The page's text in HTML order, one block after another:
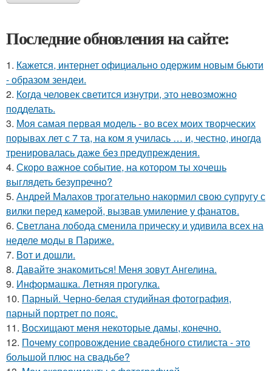
Последние обновления на сайте:
1. Кажется, интернет официально одержим новым бьюти
- образом зендеи.
2. Когда человек светится изнутри, это невозможно
подделать.
3. Моя самая первая модель - во всех моих творческих
порывах лет с 7 та, на ком я училась … и, честно, иногда
тренировалась даже без предупреждения.
4. Скоро важное событие, на котором ты хочешь
выглядеть безупречно?
5. Андрей Малахов трогательно накормил свою супругу с
вилки перед камерой, вызвав умиление у фанатов.
6. Светлана лобода сменила прическу и удивила всех на
неделе моды в Париже.
7. Вот и дошли.
8. Давайте знакомиться! Меня зовут Ангелина.
9. Информашка. Летняя прогулка.
10. Парный. Черно-белая студийная фотография,
парный портрет по пояс.
11. Восхищают меня некоторые дамы, конечно.
12. Почему сопровождение свадебного стилиста - это
большой плюс на свадьбе?